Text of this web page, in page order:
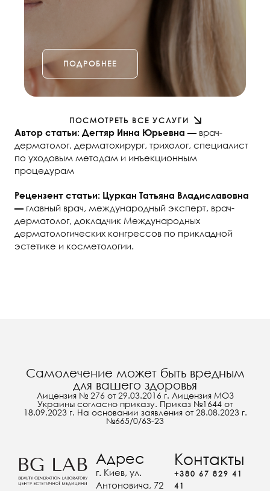
ПОДРОБНЕЕ
ПОСМОТРЕТЬ ВСЕ УСЛУГИ
Автор статьи: Дегтяр Инна Юрьевна — врач-
дерматолог, дерматохирург, трихолог, специалист
по уходовым методам и инъекционным
процедурам
Рецензент статьи: Цуркан Татьяна Владиславовна
— главный врач, международный эксперт, врач-
дерматолог, докладчик Международных
дерматологических конгрессов по прикладной
эстетике и косметологии.
Самолечение может быть вредным
для вашего здоровья
Лицензия № 276 от 29.03.2016 г. Лицензия МОЗ
Украины согласно приказу. Приказ №1644 от
18.09.2023 г. На основании заявления от 28.08.2023 г.
№665/0/63-23
Адрес
г. Киев, ул.
Антоновича, 72
Контакты
+380 67 829 41
41